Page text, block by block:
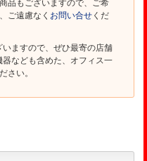
品もございますので、ご希
ご遠慮なく お問い合せ くだ
ますので、ぜひ最寄の店舗
なども含めた、オフィス一
さい。